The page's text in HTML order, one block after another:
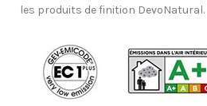
les produits de finition DevoNatural.